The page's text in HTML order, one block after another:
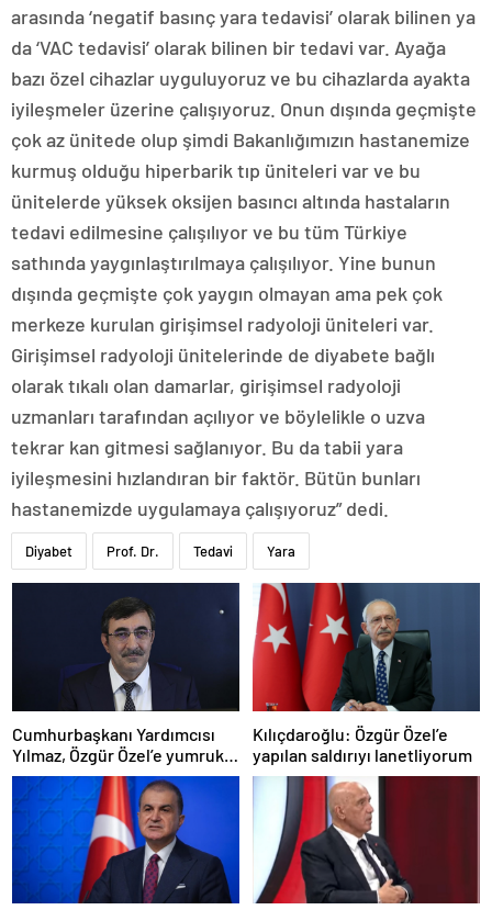
arasında ‘negatif basınç yara tedavisi’ olarak bilinen ya
da ‘VAC tedavisi’ olarak bilinen bir tedavi var. Ayağa
bazı özel cihazlar uyguluyoruz ve bu cihazlarda ayakta
iyileşmeler üzerine çalışıyoruz. Onun dışında geçmişte
çok az ünitede olup şimdi Bakanlığımızın hastanemize
kurmuş olduğu hiperbarik tıp üniteleri var ve bu
ünitelerde yüksek oksijen basıncı altında hastaların
tedavi edilmesine çalışılıyor ve bu tüm Türkiye
sathında yaygınlaştırılmaya çalışılıyor. Yine bunun
dışında geçmişte çok yaygın olmayan ama pek çok
merkeze kurulan girişimsel radyoloji üniteleri var.
Girişimsel radyoloji ünitelerinde de diyabete bağlı
olarak tıkalı olan damarlar, girişimsel radyoloji
uzmanları tarafından açılıyor ve böylelikle o uzva
tekrar kan gitmesi sağlanıyor. Bu da tabii yara
iyileşmesini hızlandıran bir faktör. Bütün bunları
hastanemizde uygulamaya çalışıyoruz” dedi.
Diyabet Prof. Dr. Tedavi Yara
Cumhurbaşkanı Yardımcısı
Yılmaz, Özgür Özel’e yumruklu
saldırıyı kınadı
Kılıçdaroğlu: Özgür Özel’e
yapılan saldırıyı lanetliyorum